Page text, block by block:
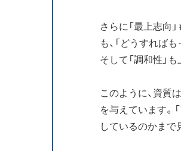
さらに「最上志向
も、「どうすれば
そして「調和性」
このように、資質
を与えています。
しているのかまで